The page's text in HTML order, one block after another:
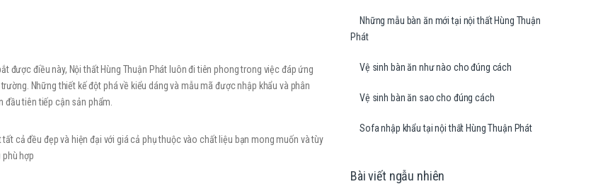
được điều này, Nội thất Hùng Thuận Phát luôn đi tiên phong trong việc đáp ứng
Những thiết kế đột phá về kiểu dáng và mẫu mã được nhập khẩu và phân
đầu tiên tiếp cận sản phẩm.
cả đều đẹp và hiện đại với giá cả phụ thuộc vào chất liệu bạn mong muốn và tùy
phù hợp
Những mẫu bàn ăn mới tại nội thất Hùng Thuận
Phát
Vệ sinh bàn ăn như nào cho đúng cách
Vệ sinh bàn ăn sao cho đúng cách
Sofa nhập khẩu tại nội thất Hùng Thuận Phát
Bài viết ngẫu nhiên